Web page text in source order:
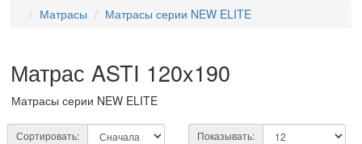
Матрасы Матрасы серии NEW ELITE
Матрас ASTI 120x190
Матрасы серии NEW ELITE
Сортировать: Показывать: